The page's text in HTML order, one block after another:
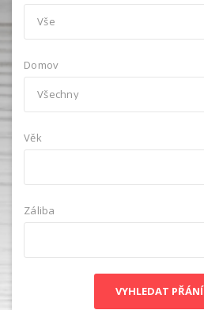
Domov
Věk
Záliba
VYHLEDAT PŘÁNÍ